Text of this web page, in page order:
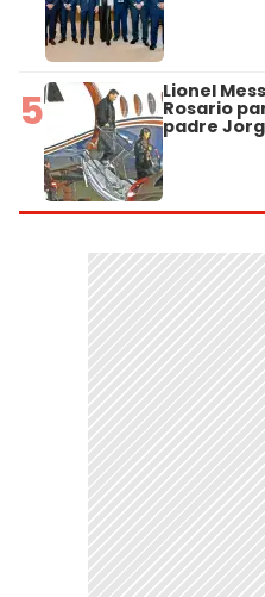
5 Lionel
Rosario
padre